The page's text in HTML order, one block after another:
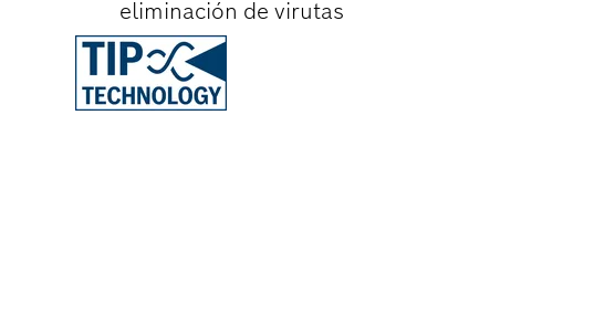
eliminación de virutas